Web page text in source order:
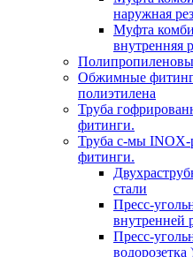
наружная
Муфта
внутренняя
Обжимные
полиэтилена
Труба
фитинги.
Труба с-мы INOX-
фитинги.
стали
Пресс-
внутренней
Пресс-
водорозетка